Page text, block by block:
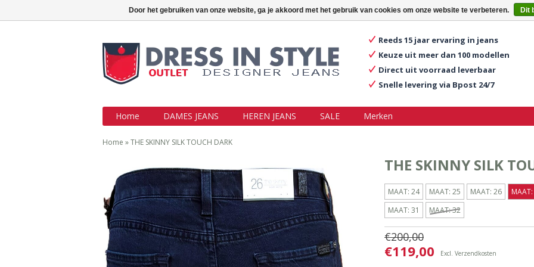
Outlet jeans aan topprijzen !!! Inloggen Een account aanmaken Mijn winkelwagen €0,00
Reeds 15 jaar ervaring in jeans
Keuze uit meer dan 100 modellen
Direct uit voorraad leverbaar
Snelle levering via Bpost 24/7
Home DAMES JEANS HEREN JEANS SALE Merken
Home »THE SKINNY SILK TOUCH DARK
THE SKINNY SILK
MAAT: 24 MAAT: 25 MAAT: 26
MAAT: 31
MAAT: 32
€200,00
€119,00 Excl. Verzendkosten
Door het gebruiken van onze website, ga je akkoord met het gebruik van cookies om onze website te verbeteren. Dit